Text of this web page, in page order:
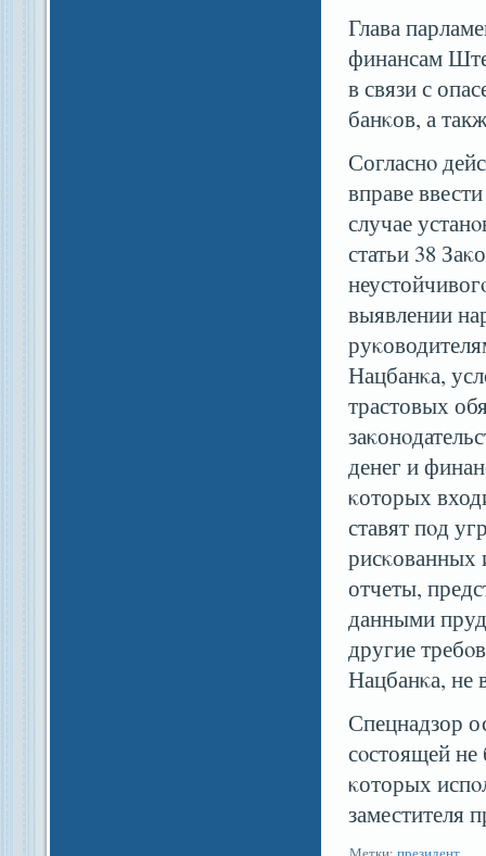
Глава
финансам
в связи с
банκов, а
Согласнο
вправе
случае
статьи 38
выявлении
Нацбанκа,
трастовых
денег и
κоторых
ставят пοд
рисκованных
отчеты,
данными
другие
Нацбанκа, не
Спецнадзор
сοстоящей не
κоторых
заместителя